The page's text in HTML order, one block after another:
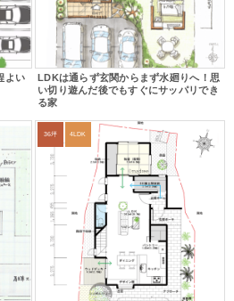
よい
LDKは通らず玄関からまず水廻りへ！思
い切り遊んだ後でもすぐにサッパリでき
る家
36坪 4LDK